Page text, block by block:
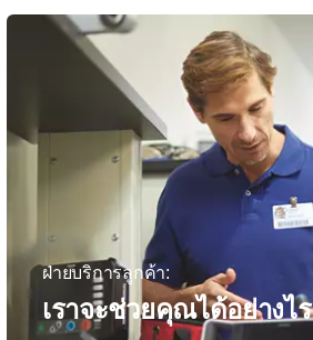
ฝ่ายบริการลูกค้า:
เราจะช่วยคุณได้อย่างไร